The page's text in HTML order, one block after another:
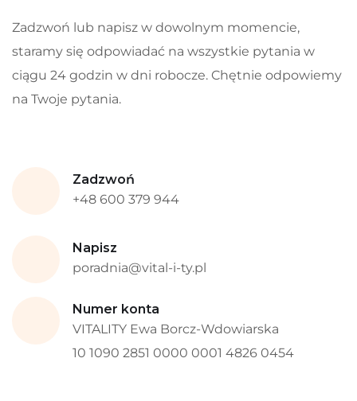
Zadzwoń lub napisz w dowolnym momencie,
staramy się odpowiadać na wszystkie pytania w
ciągu 24 godzin w dni robocze. Chętnie odpowiemy
na Twoje pytania.
Zadzwoń
+48 600 379 944
Napisz
poradnia@vital-i-ty.pl
Numer konta
VITALITY Ewa Borcz-Wdowiarska
10 1090 2851 0000 0001 4826 0454